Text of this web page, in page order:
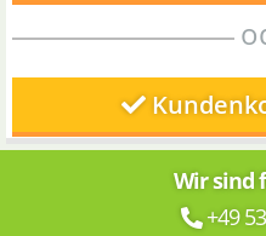
Wir sind
+49